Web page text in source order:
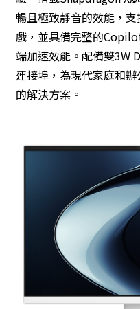
暢且極致靜音的效能，
戲，並具備完整的
端加速效能。配備雙3W
連接埠，為現代家庭和
的解決方案。